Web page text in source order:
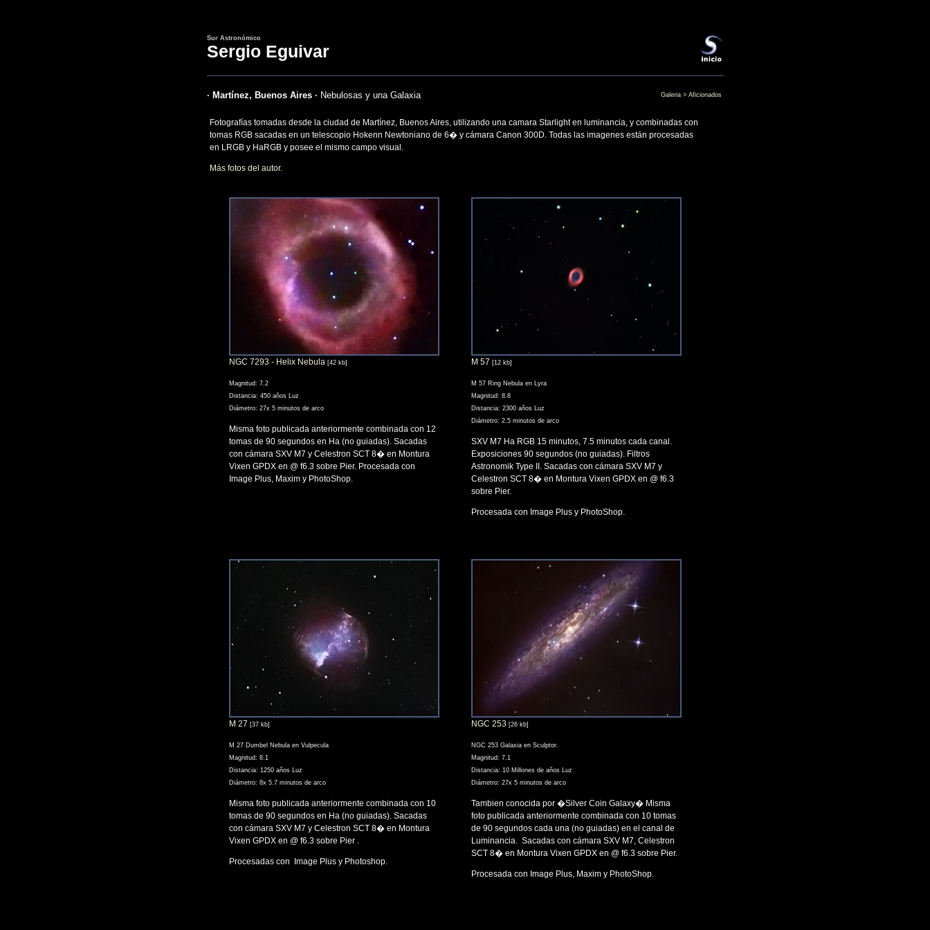
Sur Astronómico
Sergio Eguivar
· Martínez, Buenos Aires · Nebulosas y una Galaxia Galeria> Aficionados
Fotografías tomadas desde la ciudad de Martínez, Buenos Aires, utilizando una camara Starlight en luminancia, y combinadas con
tomas RGB sacadas en un telescopio Hokenn Newtoniano de 6� y cámara Canon 300D. Todas las imagenes están procesadas
en LRGB y HaRGB y posee el mismo campo visual.
Más fotos del autor.
NGC 7293 - Helix Nebula [42 kb]
Magnitud: 7.2
Distancia: 450 años Luz
Diámetro: 27x 5 minutos de arco
Misma foto publicada anteriormente combinada con 12
tomas de 90 segundos en Ha (no guiadas). Sacadas
con cámara SXV M7 y Celestron SCT 8� en Montura
Vixen GPDX en @ f6.3 sobre Pier. Procesada con
Image Plus, Maxim y PhotoShop.
M 57 [12 kb]
M 57 Ring Nebula en Lyra
Magnitud: 8.8
Distancia: 2300 años Luz
Diámetro: 2.5 minutos de arco
SXV M7 Ha RGB 15 minutos, 7.5 minutos cada canal.
Exposiciones 90 segundos (no guiadas). Filtros
Astronomik Type II. Sacadas con cámara SXV M7 y
Celestron SCT 8� en Montura Vixen GPDX en @ f6.3
sobre Pier.
Procesada con Image Plus y PhotoShop.
M 27 [37 kb]
M 27 Dumbel Nebula en Vulpecula
Magnitud: 8.1
Distancia: 1250 años Luz
Diámetro: 8x 5.7 minutos de arco
Misma foto publicada anteriormente combinada con 10
tomas de 90 segundos en Ha (no guiadas). Sacadas
con cámara SXV M7 y Celestron SCT 8� en Montura
Vixen GPDX en @ f6.3 sobre Pier .
Procesadas con Image Plus y Photoshop.
NGC 253 [26 kb]
NGC 253 Galaxia en Sculptor.
Magnitud: 7.1
Distancia: 10 Millones de años Luz
Diámetro: 27x 5 minutos de arco
Tambien conocida por �Silver Coin Galaxy� Misma
foto publicada anteriormente combinada con 10 tomas
de 90 segundos cada una (no guiadas) en el canal de
Luminancia. Sacadas con cámara SXV M7, Celestron
SCT 8� en Montura Vixen GPDX en @ f6.3 sobre Pier.
Procesada con Image Plus, Maxim y PhotoShop.